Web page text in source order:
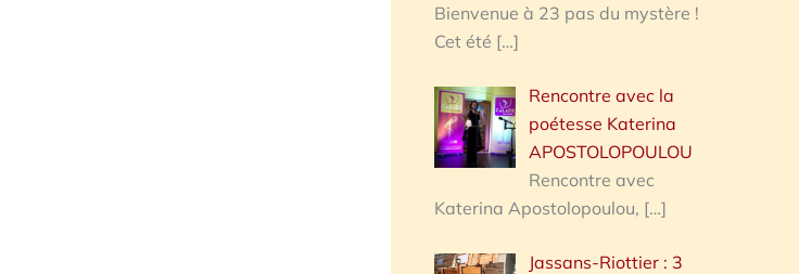
Bienvenue à 23 pas du mystère !
Cet été […]
Rencontre avec la
poétesse Katerina
APOSTOLOPOULOU
Rencontre avec
Katerina Apostolopoulou, […]
Jassans-Riottier : 3